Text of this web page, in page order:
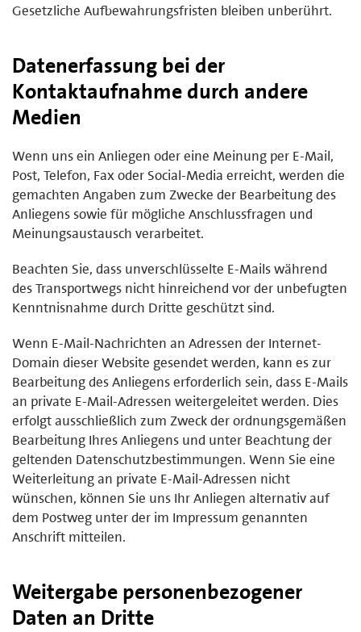
Gesetzliche Aufbewahrungsfristen bleiben unberührt.
Datenerfassung bei der
Kontaktaufnahme durch andere
Medien
Wenn uns ein Anliegen oder eine Meinung per E-Mail,
Post, Telefon, Fax oder Social-Media erreicht, werden die
gemachten Angaben zum Zwecke der Bearbeitung des
Anliegens sowie für mögliche Anschlussfragen und
Meinungsaustausch verarbeitet.
Beachten Sie, dass unverschlüsselte E-Mails während
des Transportwegs nicht hinreichend vor der unbefugten
Kenntnisnahme durch Dritte geschützt sind.
Wenn E-Mail-Nachrichten an Adressen der Internet-
Domain dieser Website gesendet werden, kann es zur
Bearbeitung des Anliegens erforderlich sein, dass E-Mails
an private E-Mail-Adressen weitergeleitet werden. Dies
erfolgt ausschließlich zum Zweck der ordnungsgemäßen
Bearbeitung Ihres Anliegens und unter Beachtung der
geltenden Datenschutzbestimmungen. Wenn Sie eine
Weiterleitung an private E-Mail-Adressen nicht
wünschen, können Sie uns Ihr Anliegen alternativ auf
dem Postweg unter der im Impressum genannten
Anschrift mitteilen.
Weitergabe personenbezogener
Daten an Dritte